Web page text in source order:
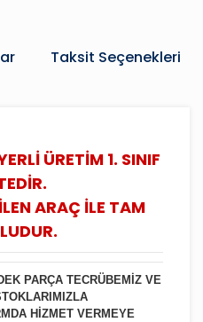
Taksit Seçenekleri
ÜRETİM 1. SINIF
ARAÇ İLE TAM
PARÇA TECRÜBEMİZ VE
HİZMET VERMEYE